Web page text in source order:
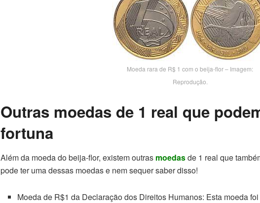
Moeda rara de R$ 1 com o beija-flor – Imagem:
Reprodução.
Outras moedas de 1 real que
fortuna
Além da moeda do beija-flor, existem outras moedasde 1 real que
pode ter uma dessas moedas e nem sequer saber disso!
Moeda de R$1 da Declaração dos Direitos Humanos: Esta moeda